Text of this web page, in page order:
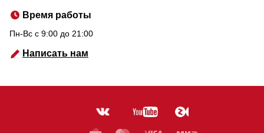
Время работы
Пн-Вс c 9:00 до 21:00
Написать нам